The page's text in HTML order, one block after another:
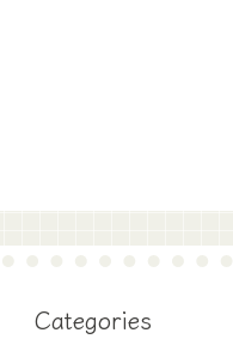
Categories